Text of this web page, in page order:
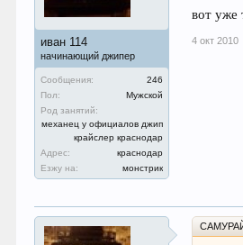
иван 114
начинающий джипер
Сообщения:
246
Пол:
Мужской
Род занятий:
механец у официалов джип
крайслер краснодар
Адрес:
краснодар
Езжу на:
монстрик
вот уже
4 окт 2010